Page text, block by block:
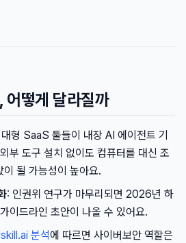
떻게 달라질까
형 SaaS 툴들이 내장 AI 에이전트 기
부 도구 설치 없이도 컴퓨터를 대신 조
될 가능성이 높아요.
: 인권위 연구가 마무리되면 2026년 하
이드라인 초안이 나올 수 있어요.
분석에 따르면 사이버보안 역할은